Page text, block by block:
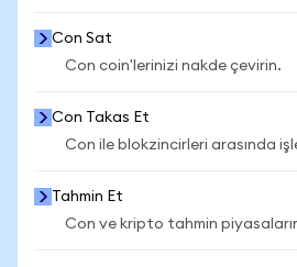
Con Sat
Con coin'lerinizi nakde çevirin.
Con Takas Et
Con ile blokzincirleri arasında
Tahmin Et
Con ve kripto tahmin